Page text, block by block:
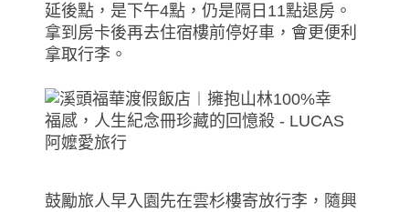
延後點，是下午4點，仍是隔日11點退房。
拿到房卡後再去住宿樓前停好車，會更便利
拿取行李。
鼓勵旅人早入園先在雲杉樓寄放行李，隨興